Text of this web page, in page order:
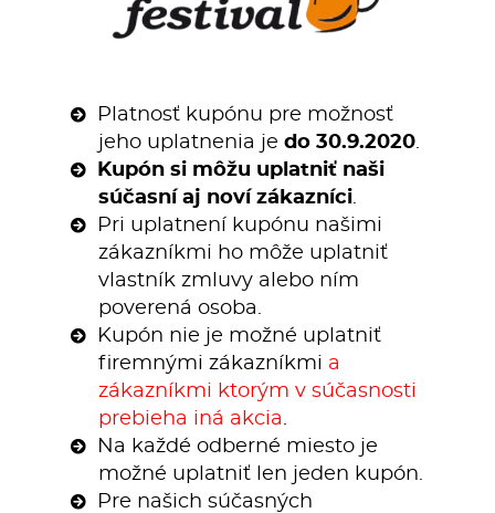
Platnosť kupónu pre možnosť
jeho uplatnenia je do 30.9.2020.
Kupón si môžu uplatniť naši
súčasní aj noví zákazníci.
Pri uplatnení kupónu našimi
zákazníkmi ho môže uplatniť
vlastník zmluvy alebo ním
poverená osoba.
Kupón nie je možné uplatniť
firemnými zákazníkmi a
zákazníkmi ktorým v súčasnosti
prebieha iná akcia.
Na každé odberné miesto je
možné uplatniť len jeden kupón.
Pre našich súčasných